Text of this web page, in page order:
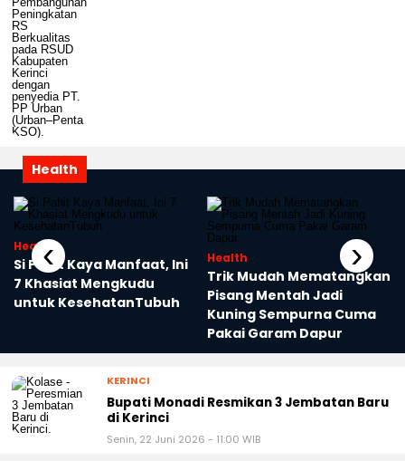
Health
Health
Si Pahit Kaya Manfaat, Ini
7 Khasiat Mengkudu
untuk KesehatanTubuh
Health
Trik Mudah Mematangkan
Pisang Mentah Jadi
Kuning Sempurna Cuma
Pakai Garam Dapur
‹ ›
KERINCI
Bupati Monadi Resmikan 3 Jembatan Baru
di Kerinci
Senin, 22 Juni 2026 - 11:00 WIB